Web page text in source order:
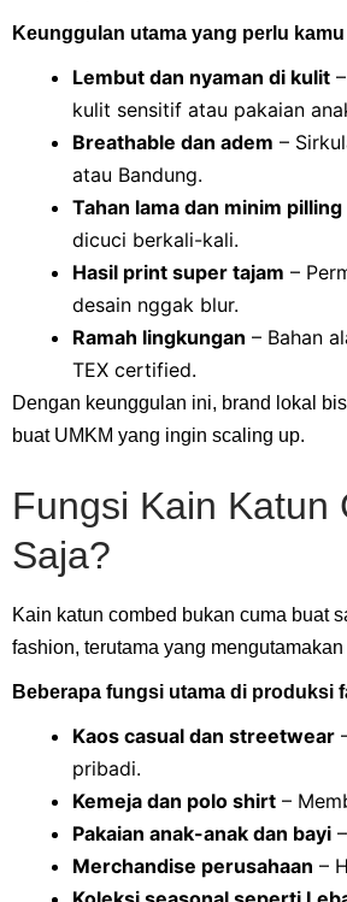
Keunggulan utama yang perlu
Lembut dan nyaman di kulit
kulit sensitif atau pakaian
Breathable dan adem –
atau Bandung.
Tahan lama dan minim pilling
dicuci berkali-kali.
Hasil print super tajam –
desain nggak blur.
Ramah lingkungan – Bahan
TEX certified.
Dengan keunggulan ini, brand lokal
buat UMKM yang ingin scaling up.
Fungsi Kain Katun
Saja?
Kain katun combed bukan cuma buat
fashion, terutama yang
Beberapa fungsi utama di produksi
Kaos casual dan streetwear
pribadi.
Kemeja dan polo shirt –
Pakaian anak-anak dan bayi
Merchandise perusahaan –